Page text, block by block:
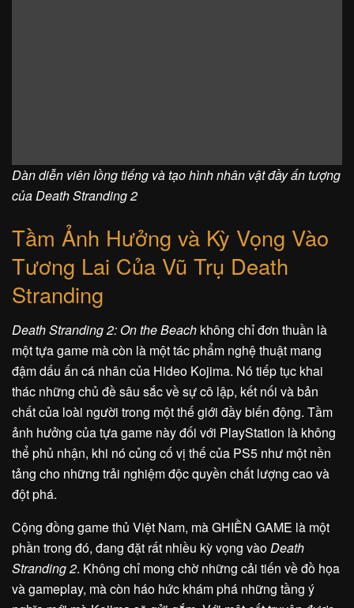
Dàn diễn viên lồng tiếng và tạo hình nhân vật đầy ấn tượng
của Death Stranding 2
Tầm Ảnh Hưởng và Kỳ Vọng Vào
Tương Lai Của Vũ Trụ Death
Stranding
Death Stranding 2: On the Beach không chỉ đơn thuần là
một tựa game mà còn là một tác phẩm nghệ thuật mang
đậm dấu ấn cá nhân của Hideo Kojima. Nó tiếp tục khai
thác những chủ đề sâu sắc về sự cô lập, kết nối và bản
chất của loài người trong một thế giới đầy biến động. Tầm
ảnh hưởng của tựa game này đối với PlayStation là không
thể phủ nhận, khi nó củng cố vị thế của PS5 như một nền
tảng cho những trải nghiệm độc quyền chất lượng cao và
đột phá.
Cộng đồng game thủ Việt Nam, mà GHIỀN GAME là một
phần trong đó, đang đặt rất nhiều kỳ vọng vàoDeath
Stranding 2. Không chỉ mong chờ những cải tiến về đồ họa
và gameplay, mà còn háo hức khám phá những tầng ý